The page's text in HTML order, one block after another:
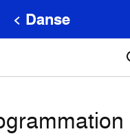
Danse